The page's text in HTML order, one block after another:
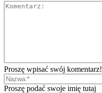
Proszę wpisać swój komentarz!
Proszę podać swoje imię tutaj